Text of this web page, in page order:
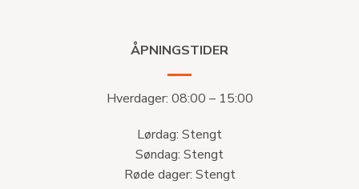
ÅPNINGSTIDER
Hverdager: 08:00 – 15:00
Lørdag: Stengt
Søndag: Stengt
Røde dager: Stengt